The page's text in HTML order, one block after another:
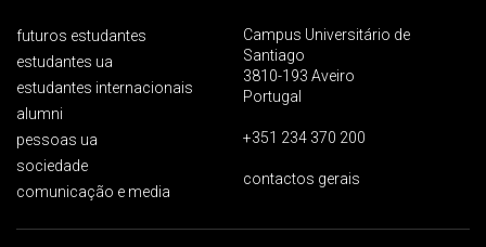
futuros estudantes
estudantes ua
estudantes internacionais
alumni
pessoas ua
sociedade
comunicação e media
Campus Universitário de
Santiago
3810-193 Aveiro
Portugal
+351 234 370 200
contactos gerais